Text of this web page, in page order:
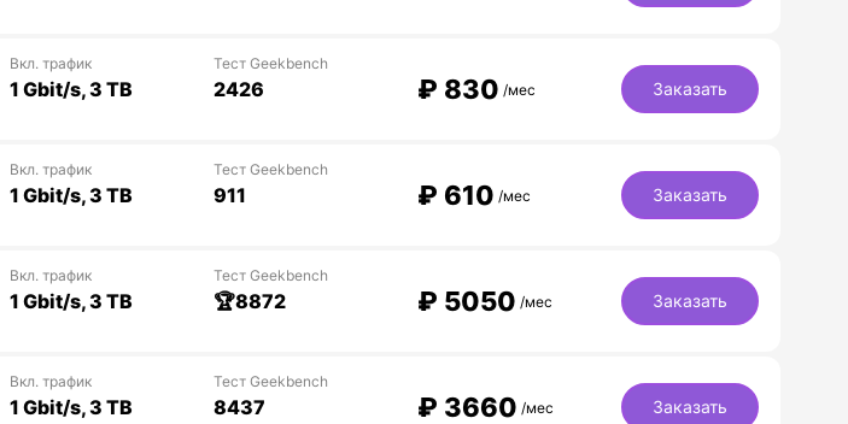
Вкл. трафик
1 Gbit/s, 3 TB
Тест Geekbench
2426 ₽ 830 /мес Заказать
Вкл. трафик
1 Gbit/s, 3 TB
Тест Geekbench
911 ₽ 610 /мес Заказать
Вкл. трафик
1 Gbit/s, 3 TB
Тест Geekbench
🏆8872 ₽ 5050 /мес Заказать
Вкл. трафик
1 Gbit/s, 3 TB
Тест Geekbench
8437 ₽ 3660 /мес Заказать